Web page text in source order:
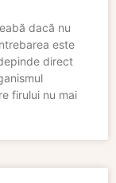
dacă nu
este
direct
firului nu mai